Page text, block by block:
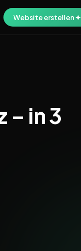
Website erstellen ✦
– in 3